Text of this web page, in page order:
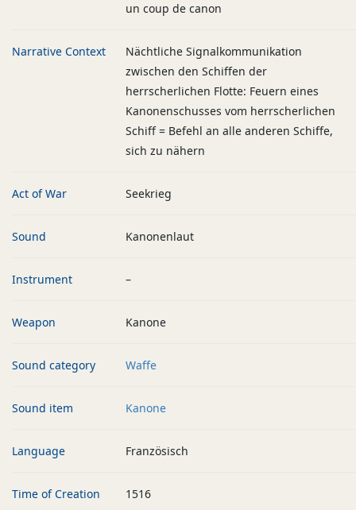
un coup de canon
Narrative Context
Nächtliche Signalkommunikation
zwischen den Schiffen der
herrscherlichen Flotte: Feuern eines
Kanonenschusses vom herrscherlichen
Schiff = Befehl an alle anderen Schiffe,
sich zu nähern
Act of War Seekrieg
Sound Kanonenlaut
Instrument –
Weapon Kanone
Sound category Waffe
Sound item Kanone
Language Französisch
Time of Creation 1516